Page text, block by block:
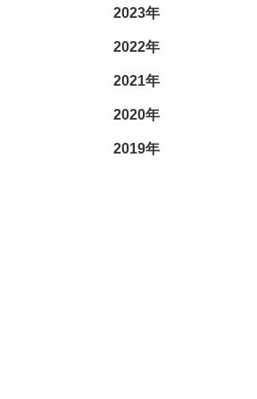
2023年
2022年
2021年
2020年
2019年